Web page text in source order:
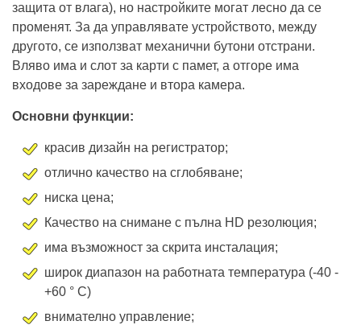
защита от влага), но настройките могат лесно да се
променят. За да управлявате устройството, между
другото, се използват механични бутони отстрани.
Вляво има и слот за карти с памет, а отгоре има
входове за зареждане и втора камера.
Основни функции:
красив дизайн на регистратор;
отлично качество на сглобяване;
ниска цена;
Качество на снимане с пълна HD резолюция;
има възможност за скрита инсталация;
широк диапазон на работната температура (-40 -
+60 ° C)
внимателно управление;